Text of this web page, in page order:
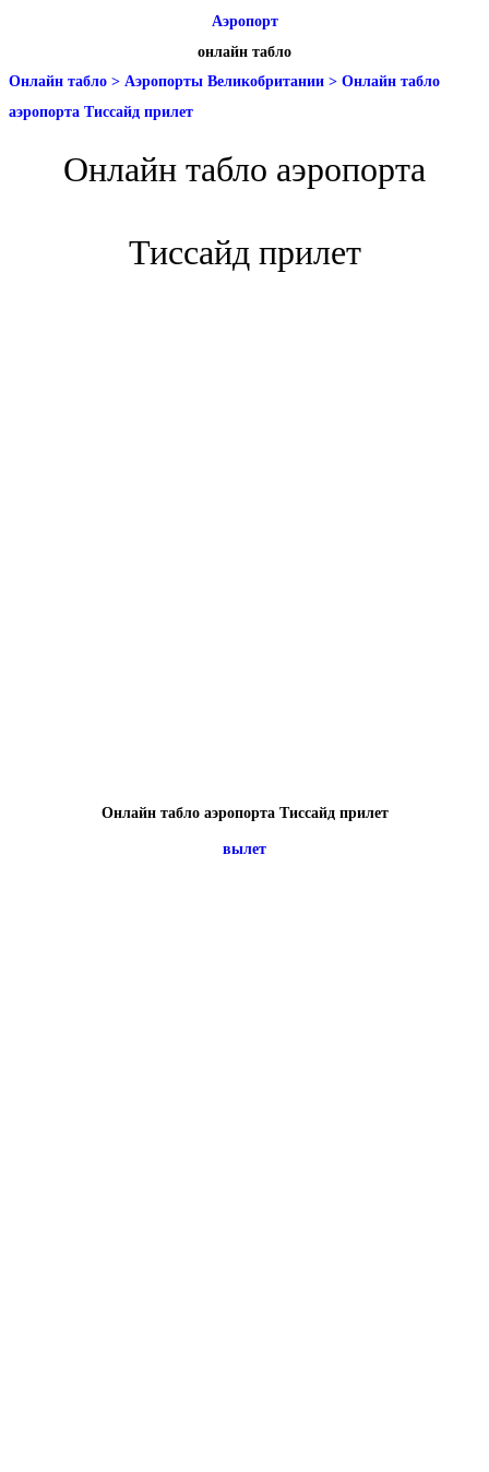
Аэропорт
онлайн табло
Онлайн табло > Аэропорты Великобритании > Онлайн табло
аэропорта Тиссайд прилет
Онлайн табло аэропорта
Тиссайд прилет
Онлайн табло аэропорта Тиссайд прилет
вылет